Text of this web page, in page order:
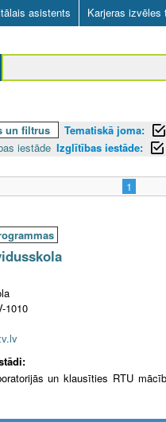
asistents Karjeras izvēles
un filtrus Tematiskā joma:
iestāde Izglītības iestāde:
1
1010
un klausīties RTU